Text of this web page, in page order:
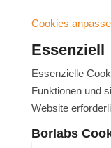
Cookies
Essenziell
Essenzielle
Funktionen und
Website
Borlabs